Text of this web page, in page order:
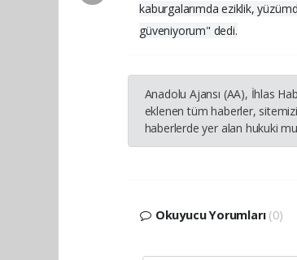
kaburgalarımda eziklik,
güveniyorum" dedi.
Anadolu Ajansı (AA), İhlas
eklenen tüm haberler,
haberlerde yer alan hukuki
Okuyucu Yorumları (0)